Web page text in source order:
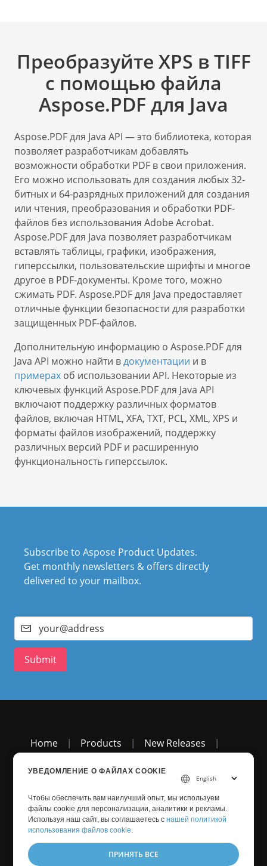
Преобразуйте XPS в TIFF
с помощью файла
Aspose.PDF для Java
Aspose.PDF для Java API — это библиотека, которая
позволяет разработчикам добавлять
возможности обработки PDF в свои приложения.
Его можно использовать для создания любых 32-
битных и 64-разрядных приложений для создания
или чтения, преобразования и обработки PDF-
файлов без использования Adobe Acrobat.
Aspose.PDF для Java позволяет разработчикам
вставлять таблицы, графики, изображения,
гиперссылки, пользовательские шрифты и многое
другое в PDF-документы. Кроме того, можно
сжимать PDF. Aspose.PDF для Java предоставляет
отличные функции безопасности для разработки
защищенных PDF-файлов.
Дополнительную информацию о Aspose.PDF для
Java API можно найти вдокументации и в
примерах об использовании API. Некоторые из
ключевых функций Aspose.PDF для Java API
включают поддержку различных форматов
файлов, включая HTML, XFA, TXT, PCL, XML, XPS и
форматы файлов изображений, поддержку
различных версий PDF и расширенную
функциональность гиперссылок.
Subscribe to Aspose Product Updates.
Get monthly newsletters & offers directly
delivered to your mailbox.
Submit
Home | Products | New Releases |
Free Support
Paid Support | Paid Consulting | Blog
Websites | About
УВЕДОМЛЕНИЕ О ФАЙЛАХ COOKIE
Чтобы обеспечить вам наилучший опыт, мы используем
файлы cookie для персонализации, аналитики и рекламы.
Используя наш сайт, вы соглашаетесь снашей политикой
использования файлов cookie.
ПРИНЯТЬ ВСЕ